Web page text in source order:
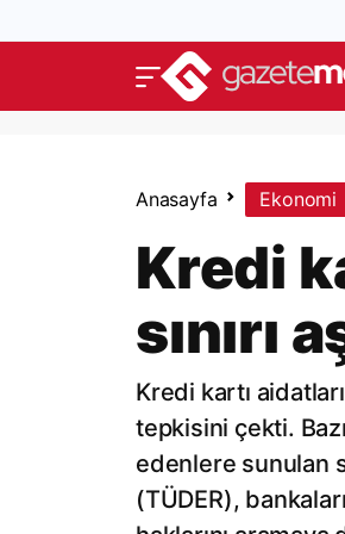
Anasayfa Ekonomi
Kredi
sınırı
Kredi kartı
tepkisini çekti.
edenlere sunulan
(TÜDER),